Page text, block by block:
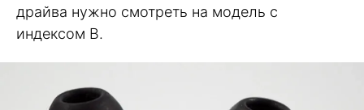
драйва нужно смотреть на модель с
индексом B.